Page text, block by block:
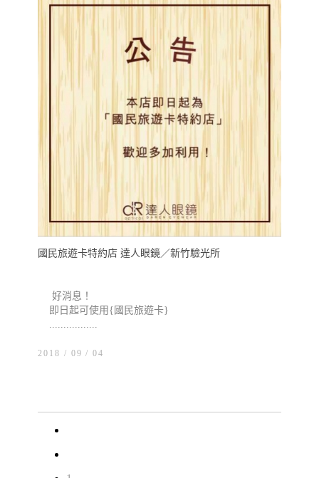
國民旅遊卡特約店 達人眼鏡／新竹驗光所
好消息！
即日起可使用{國民旅遊卡}
.................
2018 / 09 04